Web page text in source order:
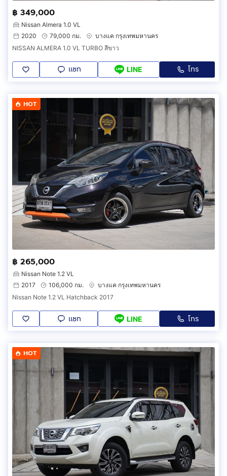
฿ 349,000
Nissan Almera 1.0 VL
2020
79,000 กม.
บางแค กรุงเทพมหานคร
NISSAN ALMERA 1.0 VL TURBO สีขาว
แชท LINE โทร
HOT
฿ 265,000
Nissan Note 1.2 VL
2017
106,000 กม.
บางแค กรุงเทพมหานคร
Nissan Note 1.2 VL Hatchback 2017
แชท LINE โทร
HOT